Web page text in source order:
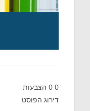
0
0 הצבעות
דירוג הפוסט